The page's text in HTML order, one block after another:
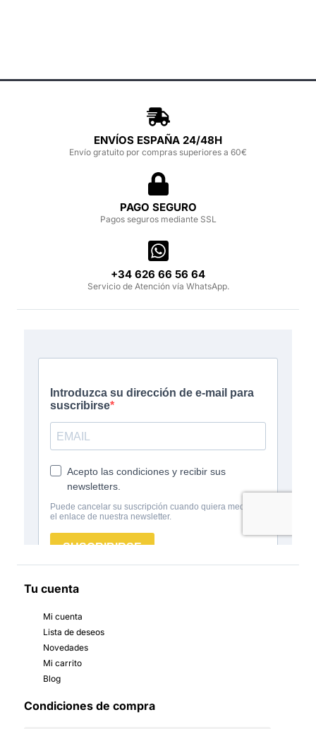
ENVÍOS ESPAÑA 24/48H
Envío gratuito por compras superiores a 60€
PAGO SEGURO
Pagos seguros mediante SSL
‪+34 626 66 56 64‬
Servicio de Atención vía WhatsApp.
Tu cuenta
Mi cuenta
Lista de deseos
Novedades
Mi carrito
Blog
Condiciones de compra